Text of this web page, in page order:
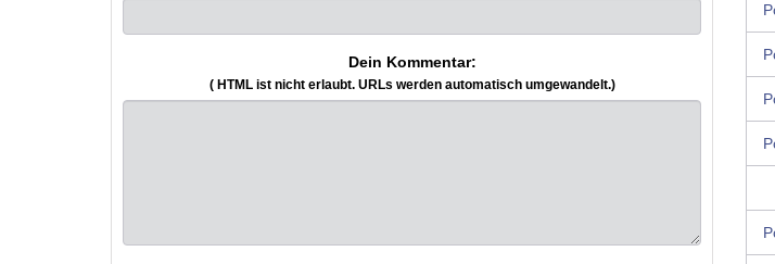
Dein Kommentar:
( HTML ist nichterlaubt. URLs werden automatisch umgewandelt.)